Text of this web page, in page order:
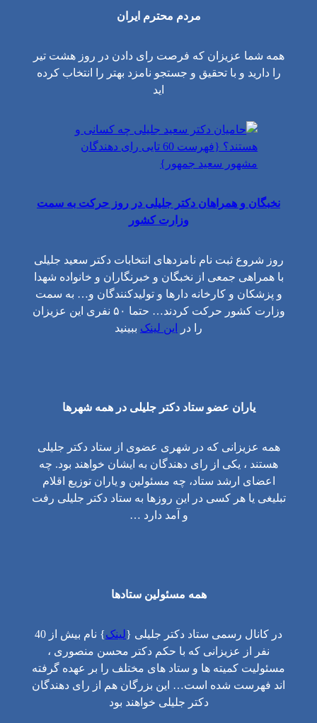
مردم محترم ایران
همه شما عزیزان که فرصت رای دادن در روز هشت تیر
را دارید و با تحقیق و جستجو نامزد بهتر را انتخاب کرده
اید
نخبگان و همراهان دکتر جلیلی در روز حرکت به سمت
وزارت کشور
روز شروع ثبت نام نامزدهای انتخابات دکتر سعید جلیلی
با همراهی جمعی از نخبگان و خبرنگاران و خانواده شهدا
و پزشکان و کارخانه دارها و تولیدکنندگان و… به سمت
وزارت کشور حرکت کردند… حتما ۵۰ نفری این عزیزان
را در
این لینک ببینید
یاران عضو ستاد دکتر جلیلی در همه شهرها
همه عزیزانی که در شهری عضوی از ستاد دکتر جلیلی
هستند ، یکی از رای دهندگان به ایشان خواهند بود. چه
اعضای ارشد ستاد، چه مسئولین و یاران توزیع اقلام
تبلیغی یا هر کسی در این روزها به ستاد دکتر جلیلی رفت
و آمد دارد …
همه مسئولین ستادها
در کانال رسمی ستاد دکتر جلیلی {لینک
} نام بیش از 40
نفر از عزیزانی که با حکم دکتر محسن منصوری ،
مسئولیت کمیته ها و ستاد های مختلف را بر عهده گرفته
اند فهرست شده است… این بزرگان هم از رای دهندگان
دکتر جلیلی خواهند بود